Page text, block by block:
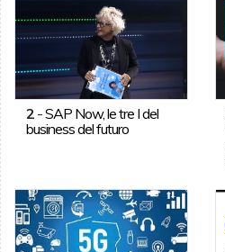
2-SAP Now, le tre I del
business del futuro